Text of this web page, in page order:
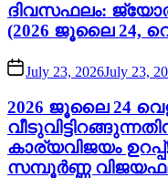
ദിവസഫലം:
(2026 ജൂലൈ 24,
July 23, 2026July 23,
2026 ജൂലൈ 24
കാര്യവിജയം
സമ്പൂർണ്ണ